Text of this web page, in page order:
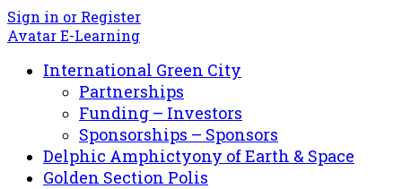
Sign in or Register
Avatar E-Learning
International Green City
Partnerships
Funding – Investors
Sponsorships – Sponsors
Delphic Amphictyony of Earth & Space
Golden Section Polis